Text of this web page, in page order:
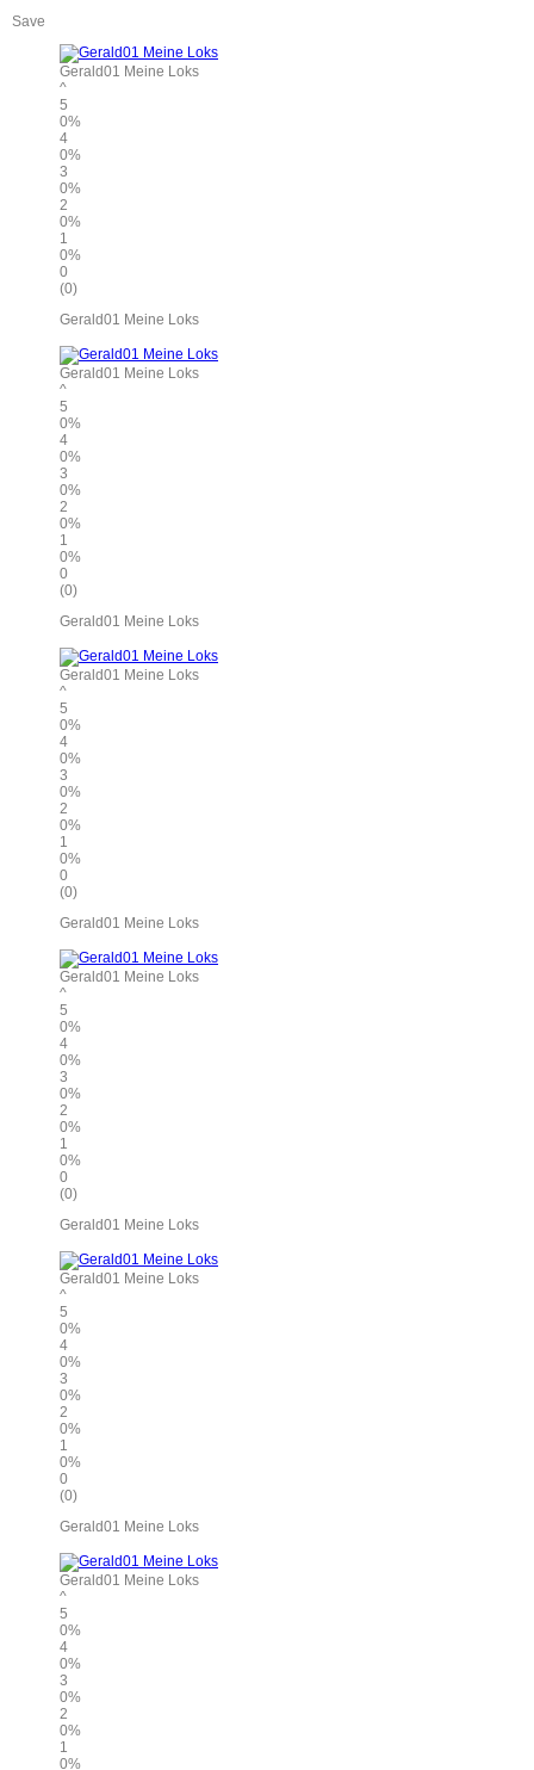
Save
Gerald01 Meine Loks
^
5
0%
4
0%
3
0%
2
0%
1
0%
0
(0)
Gerald01 Meine Loks
Gerald01 Meine Loks
^
5
0%
4
0%
3
0%
2
0%
1
0%
0
(0)
Gerald01 Meine Loks
Gerald01 Meine Loks
^
5
0%
4
0%
3
0%
2
0%
1
0%
0
(0)
Gerald01 Meine Loks
Gerald01 Meine Loks
^
5
0%
4
0%
3
0%
2
0%
1
0%
0
(0)
Gerald01 Meine Loks
Gerald01 Meine Loks
^
5
0%
4
0%
3
0%
2
0%
1
0%
0
(0)
Gerald01 Meine Loks
Gerald01 Meine Loks
^
5
0%
4
0%
3
0%
2
0%
1
0%